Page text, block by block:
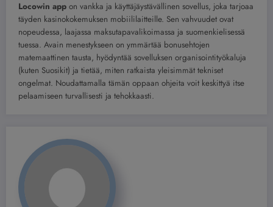
Locowin app on vankka ja käyttäjäystävällinen sovellus, joka tarjoaa
täyden kasinokokemuksen mobiililaitteille. Sen vahvuudet ovat
nopeudessa, laajassa maksutapavalikoimassa ja suomenkielisessä
tuessa. Avain menestykseen on ymmärtää bonusehtojen
matemaattinen tausta, hyödyntää sovelluksen organisointityökaluja
(kuten Suosikit) ja tietää, miten ratkaista yleisimmät tekniset
ongelmat. Noudattamalla tämän oppaan ohjeita voit keskittyä itse
pelaamiseen turvallisesti ja tehokkaasti.